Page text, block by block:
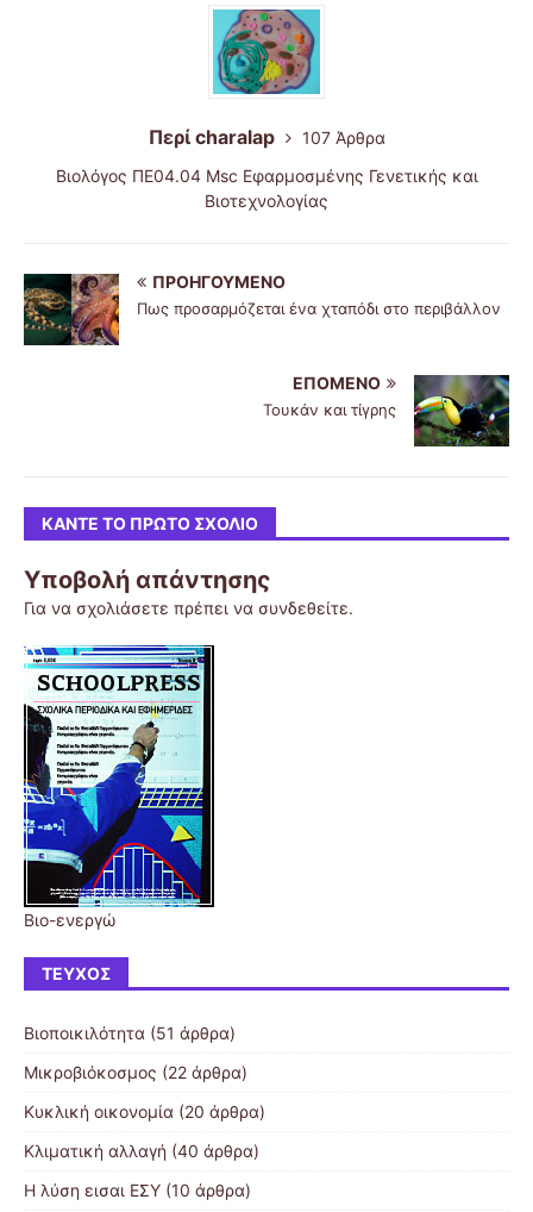
Περί charalap
107 Άρθρα
Βιολόγος ΠΕ04.04 Msc Εφαρμοσμένης Γενετικής και
Βιοτεχνολογίας
ΠΡΟΗΓΟΎΜΕΝΟ
Πως προσαρμόζεται ένα χταπόδι στο περιβάλλον
ΕΠΌΜΕΝΟ
Τουκάν και τίγρης
ΚΆΝΤΕ ΤΟ ΠΡΏΤΟ ΣΧΌΛΙΟ
Υποβολή απάντησης
Για να σχολιάσετε πρέπει να συνδεθείτε.
Βιο-ενεργώ
ΤΕΎΧΟΣ
Βιοποικιλότητα (51 άρθρα)
Μικροβιόκοσμος (22 άρθρα)
Κυκλική οικονομία (20 άρθρα)
Κλιματική αλλαγή (40 άρθρα)
Η λύση εισαι ΕΣΥ (10 άρθρα)